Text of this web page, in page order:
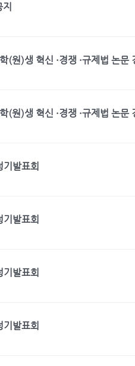
(원)생 혁신 ·경쟁 ·규제법 논문
(원)생 혁신 ·경쟁 ·규제법 논문
발표회
발표회
발표회
발표회